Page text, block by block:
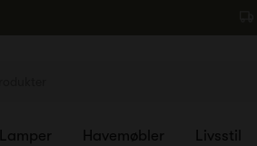
Lamper Havemøbler Livsstil